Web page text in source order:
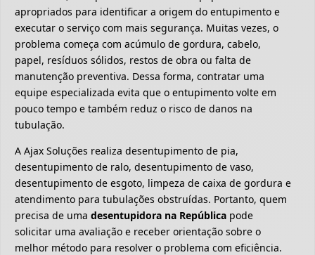
apropriados para identificar a origem do entupimento e
executar o serviço com mais segurança. Muitas vezes, o
problema começa com acúmulo de gordura, cabelo,
papel, resíduos sólidos, restos de obra ou falta de
manutenção preventiva. Dessa forma, contratar uma
equipe especializada evita que o entupimento volte em
pouco tempo e também reduz o risco de danos na
tubulação.
A Ajax Soluções realiza desentupimento de pia,
desentupimento de ralo, desentupimento de vaso,
desentupimento de esgoto, limpeza de caixa de gordura e
atendimento para tubulações obstruídas. Portanto, quem
precisa de uma desentupidora na República pode
solicitar uma avaliação e receber orientação sobre o
melhor método para resolver o problema com eficiência.